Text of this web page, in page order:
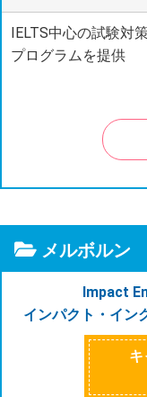
IELTS中心の試験対
プログラムを提供
メルボルン
Impact
インパクト・イン